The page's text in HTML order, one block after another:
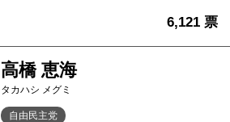
6,121 票
高橋 恵海
タカハシ メグミ
自由民主党